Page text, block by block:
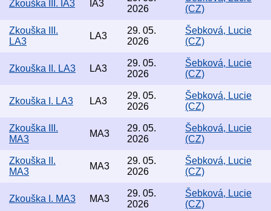
Zkouška III. IA3 IA3
2026
(CZ)
Zkouška III.
LA3
LA3
29. 05.
2026
Šebková, Lucie
(CZ)
Zkouška II. LA3 LA3
29. 05.
2026
Šebková, Lucie
(CZ)
Zkouška I. LA3 LA3
29. 05.
2026
Šebková, Lucie
(CZ)
Zkouška III.
MA3
MA3
29. 05.
2026
Šebková, Lucie
(CZ)
Zkouška II.
MA3
MA3
29. 05.
2026
Šebková, Lucie
(CZ)
Zkouška I. MA3 MA3
29. 05.
2026
Šebková, Lucie
(CZ)